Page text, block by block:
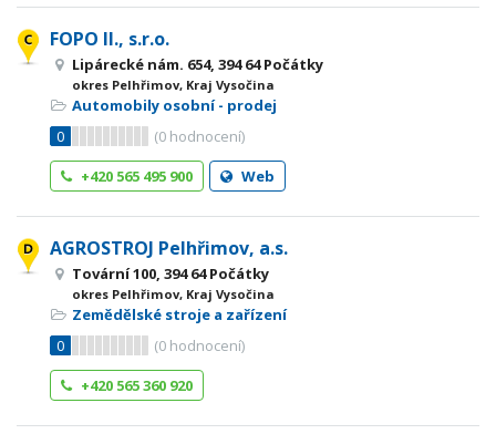
FOPO II., s.r.o.
Lipárecké nám. 654, 394 64 Počátky
okres Pelhřimov, Kraj Vysočina
Automobily osobní - prodej
0
(0 hodnocení)
+420 565 495 900
Web
AGROSTROJ Pelhřimov, a.s.
Tovární 100, 394 64 Počátky
okres Pelhřimov, Kraj Vysočina
Zemědělské stroje a zařízení
0
(0 hodnocení)
+420 565 360 920